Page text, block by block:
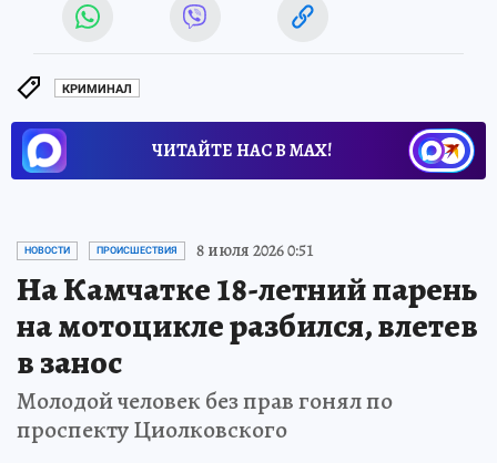
КРИМИНАЛ
ЧИТАЙТЕ НАС В МАХ!
НОВОСТИ ПРОИСШЕСТВИЯ 8 июля 2026 0:51
На Камчатке 18-летний парень
на мотоцикле разбился, влетев
в занос
Молодой человек без прав гонял по
проспекту Циолковского